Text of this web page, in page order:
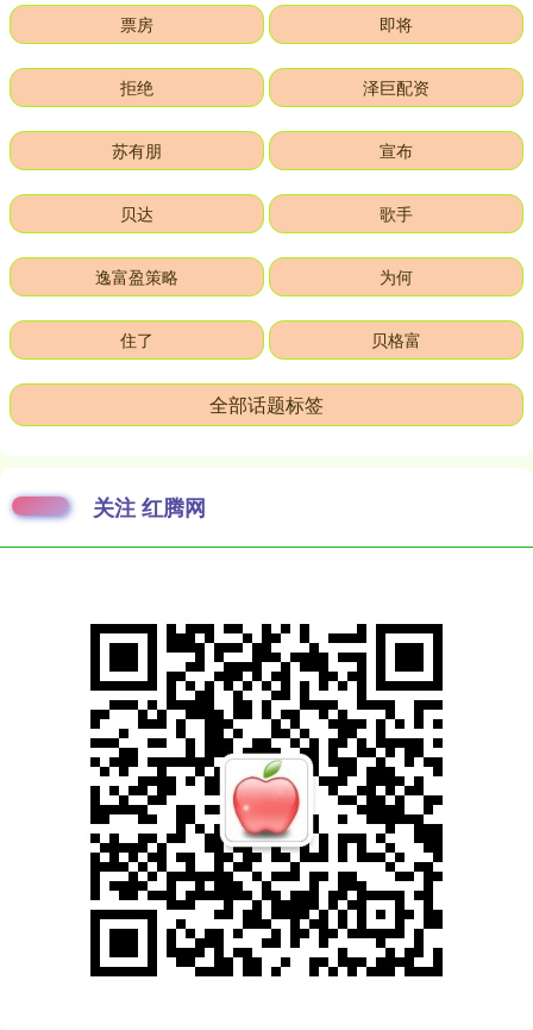
票房 即将
拒绝 泽巨配资
苏有朋 宣布
贝达 歌手
逸富盈策略 为何
住了 贝格富
全部话题标签
关注 红腾网